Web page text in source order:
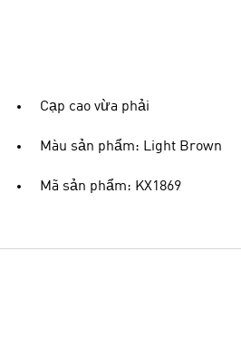
Cạp cao vừa phải
Màu sản phẩm: Light Brown
Mã sản phẩm: KX1869